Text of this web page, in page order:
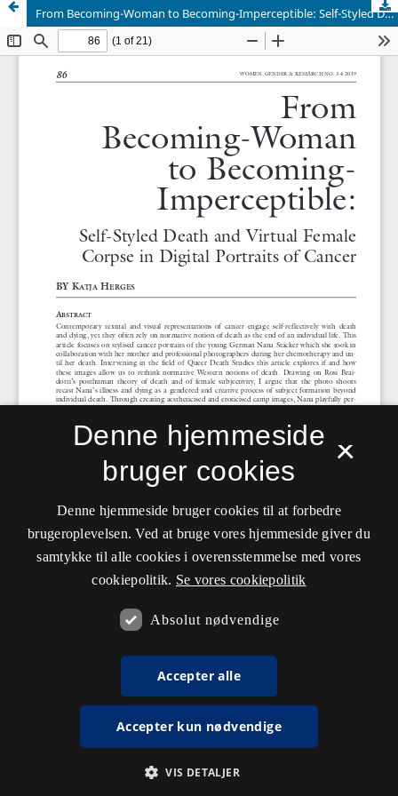
From Becoming-Woman to Becoming-Imperceptible: Self-Styled Death and Virtual Female Corpse in Digital Portraits of Cancer
×
Denne hjemmeside
bruger cookies
Denne hjemmeside bruger cookies til at forbedre
brugeroplevelsen. Ved at bruge vores hjemmeside giver du
samtykke til alle cookies i overensstemmelse med vores
cookiepolitik. Se vores cookiepolitik
Absolut nødvendige
Accepter alle
Accepter kun nødvendige
VIS DETALJER